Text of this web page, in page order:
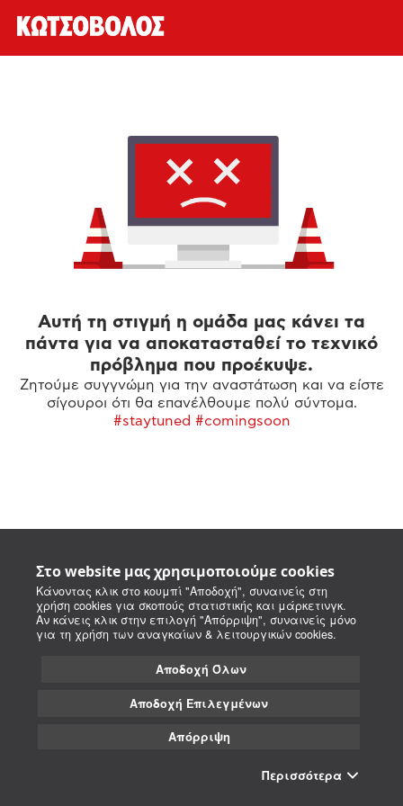
Στο website μας χρησιμοποιούμε cookies
Κάνοντας κλικ στο κουμπί "Αποδοχή", συναινείς στη
χρήση cookies για σκοπούς στατιστικής και μάρκετινγκ.
Αν κάνεις κλικ στην επιλογή "Απόρριψη", συναινείς μόνο
για τη χρήση των αναγκαίων & λειτουργικών cookies.
Αποδοχή Όλων
Αποδοχή Επιλεγμένων
Απόρριψη
Περισσότερα
Αυτή τη στιγμή η ομάδα μας κάνει τα
πάντα για να αποκατασταθεί το τεχνικό
πρόβλημα που προέκυψε.
Ζητούμε συγγνώμη για την αναστάτωση και να είστε
σίγουροι ότι θα επανέλθουμε πολύ σύντομα.
#staytuned #comingsoon